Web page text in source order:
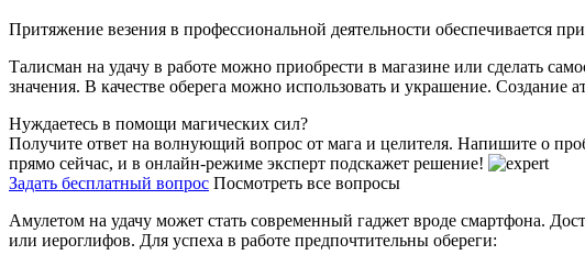
Притяжение везения в профессиональной деятельности обеспечивается
Талисман на удачу в работе можно приобрести в магазине или сделать
значения. В качестве оберега можно использовать и украшение. Создание
Нуждаетесь в помощи магических сил?
Получите ответ на волнующий вопрос от мага и целителя. Напишите о
прямо сейчас, и в онлайн-режиме эксперт подскажет решение!
Задать бесплатный вопрос Посмотреть все вопросы
Амулетом на удачу может стать современный гаджет вроде смартфона.
или иероглифов. Для успеха в работе предпочтительны обереги: